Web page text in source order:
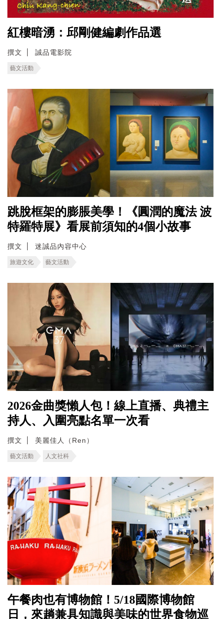
紅樓暗湧：邱剛健編劇作品選
撰文 誠品電影院
藝文活動
跳脫框架的膨脹美學！《圓潤的魔法 波
特羅特展》看展前須知的4個小故事
撰文 迷誠品內容中心
旅遊文化 藝文活動
2026金曲獎懶人包！線上直播、典禮主
持人、入圍亮點名單一次看
撰文 美麗佳人（Ren）
藝文活動 人文社科
午餐肉也有博物館！5/18國際博物館
日，來趟兼具知識與美味的世界食物巡